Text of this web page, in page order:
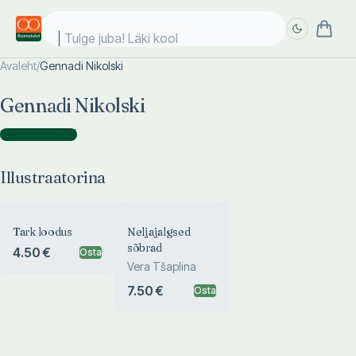
Tulge juba! Läki kooli
Avaleht/Gennadi Nikolski
Gennadi Nikolski
Illustraatorina )
Illustraatorina
Tark loodus
4.50 € Osta
Neljajalgsed
sõbrad
Vera Tšaplina
7.50 € Osta